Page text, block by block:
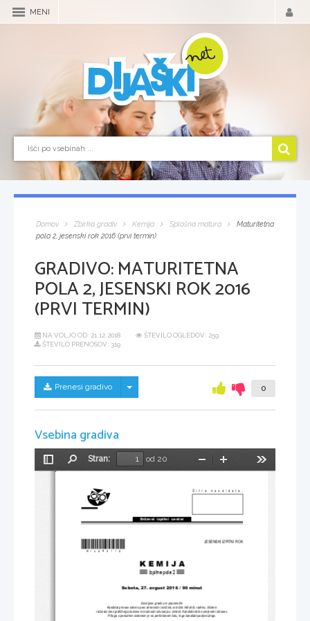
MENI
Domov Zbirka gradiv Kemija Splošna matura
Maturitetna
pola 2, jesenski rok 2016 (prvi termin)
GRADIVO:MATURITETNA
POLA 2, JESENSKI ROK 2016
(PRVI TERMIN)
NA VOLJO OD: 21.12.2018
ŠTEVILO OGLEDOV: 259
ŠTEVILO PRENOSOV: 319
Prenesi gradivo Skrij/prikaži meni 0
Vsebina gradiva
Preklopi
Stran:
od 20
Pomanjšaj
Dovoljeno gradivo in pripomočki:
Kandidat prinese nalivno pero ali kemični svinčnik, svinčnik HB ali B, radirko, šilček in
računalo brez grafičnega zaslona in možnosti računanja s simboli. Kandidat dobi ocenjevalni obrazec.
Priloga s periodnim sistemom je na perforiranem listu, ki ga kandidat pazljivo iztrga.
JESENSKI IZPITNI ROK
Sobota, 27. avgust 2016 / 90 minut
Državni  izpitni  center
Šifra kandidata:
Izpitna pola 2
K E M I J A